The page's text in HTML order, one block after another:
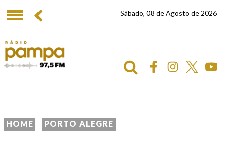
Sábado, 08 de Agosto de 2026
HOME PORTO ALEGRE